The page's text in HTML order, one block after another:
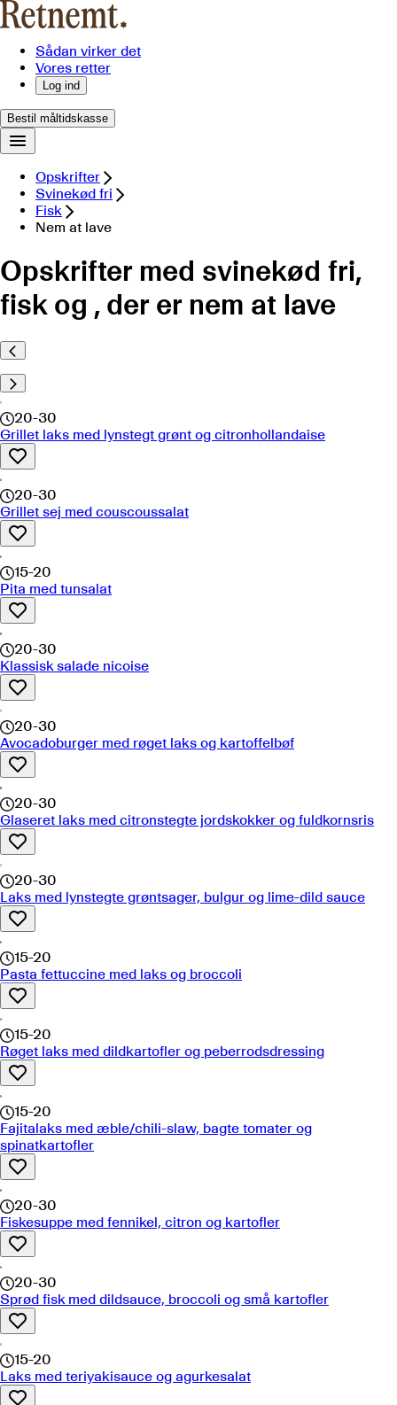
Sådan virker det
Vores retter
Log ind
Bestil måltidskasse
Opskrifter
Svinekød fri
Fisk
Nem at lave
Opskrifter med svinekød fri,
fisk og , der er nem at lave
20-30
Grillet laks med lynstegt grønt og citronhollandaise
20-30
Grillet sej med couscoussalat
15-20
Pita med tunsalat
20-30
Klassisk salade nicoise
20-30
Avocadoburger med røget laks og kartoffelbøf
20-30
Glaseret laks med citronstegte jordskokker og fuldkornsris
20-30
Laks med lynstegte grøntsager, bulgur og lime-dild sauce
15-20
Pasta fettuccine med laks og broccoli
15-20
Røget laks med dildkartofler og peberrodsdressing
15-20
Fajitalaks med æble/chili-slaw, bagte tomater og
spinatkartofler
20-30
Fiskesuppe med fennikel, citron og kartofler
20-30
Sprød fisk med dildsauce, broccoli og små kartofler
15-20
Laks med teriyakisauce og agurkesalat